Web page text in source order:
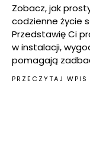
Zobacz, jak
codzienne życie
Przedstawię Ci
w instalacji,
pomagają
PRZECZYTAJ WPIS